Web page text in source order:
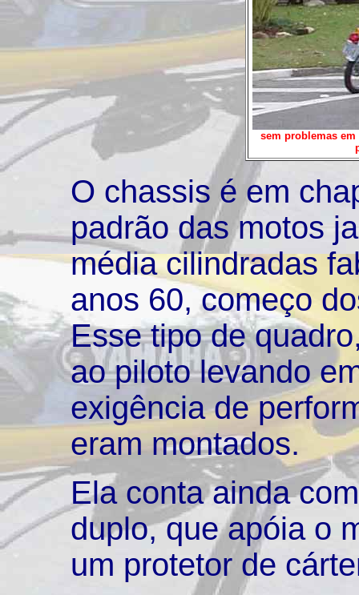
sem problemas
O chassis é em
padrão das motos
média cilindradas
anos 60, começo
Esse tipo de
ao piloto levando
exigência de
eram montados.
Ela conta ainda
duplo, que apóia o
um protetor de